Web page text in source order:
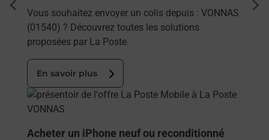
Vous souhaitez envoyer un colis depuis : VONNAS
(01540) ? Découvrez toutes les solutions
proposées par La Poste.
En savoir plus
En savoir plus
Acheter un iPhone neuf ou reconditionné